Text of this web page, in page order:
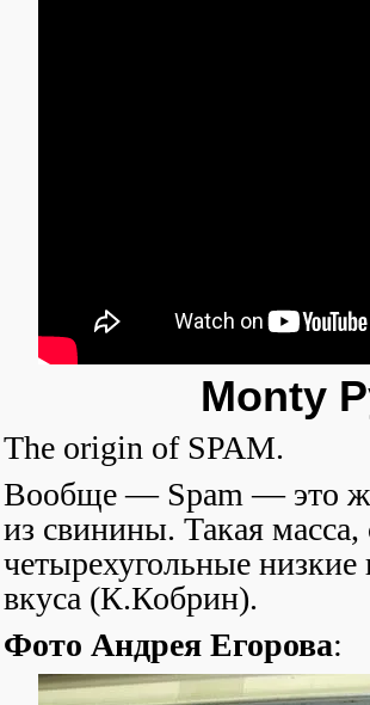
Monty
The origin of SPAM.
Вообще — Spam — это же
из свинины. Такая
четырехугольные
вкуса (К.Кобрин).
Фото Андрея Егорова: